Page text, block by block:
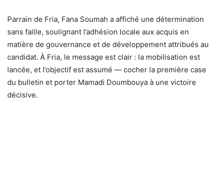
Parrain de Fria, Fana Soumah a affiché une détermination
sans faille, soulignant l’adhésion locale aux acquis en
matière de gouvernance et de développement attribués au
candidat. À Fria, le message est clair : la mobilisation est
lancée, et l’objectif est assumé — cocher la première case
du bulletin et porter Mamadi Doumbouya à une victoire
décisive.